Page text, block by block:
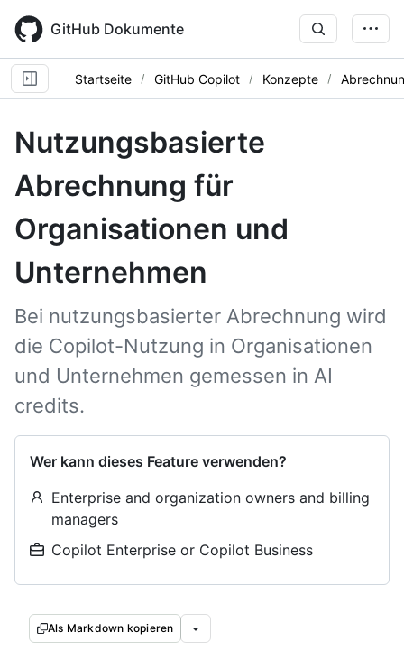
main
content
GitHub Dokumente
Startseite GitHub Copilot Konzepte
Nutzungsbasierte
Abrechnung für
Organisationen und
Unternehmen
Bei nutzungsbasierter Abrechnung wird
die Copilot-Nutzung in Organisationen
und Unternehmen gemessen in AI
credits.
Wer kann dieses Feature verwenden?
Enterprise and organization owners and billing
managers
Copilot Enterprise or Copilot Business
Als Markdown kopieren